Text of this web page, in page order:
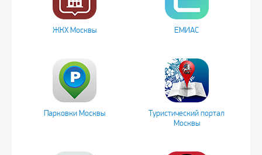
ЖКХ Москвы ЕМИАС
Парковки Москвы
Туристический портал
Москвы